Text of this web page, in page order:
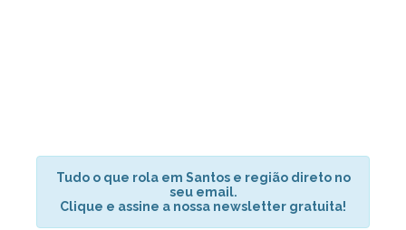
Tudo o que rola em Santos e região direto no
seu email.
Clique e assine a nossa newsletter gratuita!